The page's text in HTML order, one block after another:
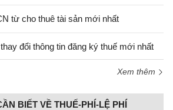
từ cho thuê tài sản mới nhất
đổi thông tin đăng ký thuế mới nhất
Xem thêm
BIẾT VỀ THUẾ-PHÍ-LỆ PHÍ